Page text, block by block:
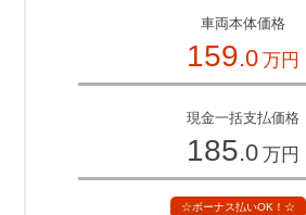
車両本体価格
159.0 万円
現金一括支払価格
185.0 万円
☆ボーナス払いOK！☆